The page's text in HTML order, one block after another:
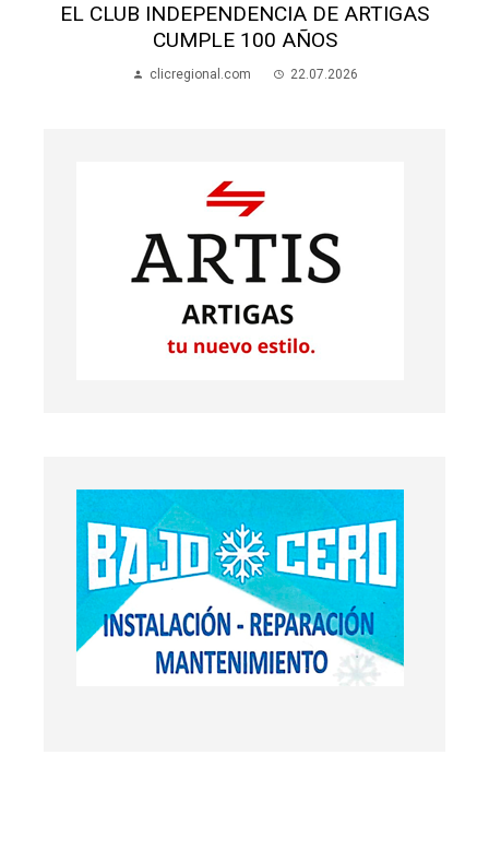
EL CLUB INDEPENDENCIA DE ARTIGAS
CUMPLE 100 AÑOS
clicregional.com 22.07.2026